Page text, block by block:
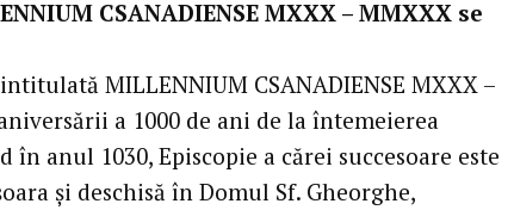
CSANADIENSE MXXX – MMXXX se
MILLENNIUM CSANADIENSE MXXX –
a 1000 de ani de la întemeierea
în anul 1030, Episcopie a cărei succesoare este
și deschisă în Domul Sf. Gheorghe,